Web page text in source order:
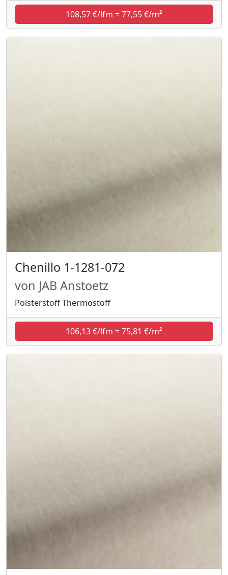
108,57 €/lfm = 77,55 €/m²
Chenillo 1-1281-072
von JAB Anstoetz
Polsterstoff Thermostoff
106,13 €/lfm = 75,81 €/m²